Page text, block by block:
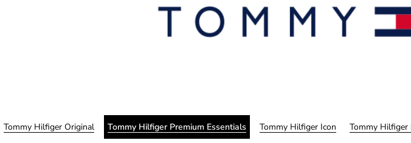
Tommy Hilfiger Original Tommy Hilfiger Premium Essentials Tommy Hilfiger Icon Tommy Hilfiger